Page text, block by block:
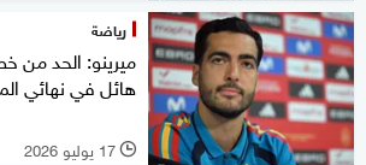
رياضة
ميرينو: الحد من
هائل في نهائي
l 17 يوليو 2026